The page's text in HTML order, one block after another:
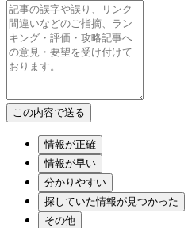
情報が正確
情報が早い
分かりやすい
探していた情報が見つかった
その他